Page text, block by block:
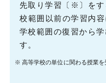
先取り学習〔※〕をす
校範囲以前の学習内
学校範囲の復習から
す。
※ 高等学校の単位に関わる授業を